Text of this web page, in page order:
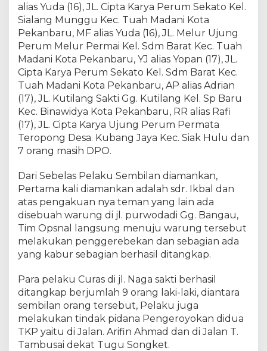
r
e
s
t
e
k
a
n
b
a
r
alias Yuda (16), JL. Cipta Karya Perum Sekato Kel.
Sialang Munggu Kec. Tuah Madani Kota
Pekanbaru, MF alias Yuda (16), JL. Melur Ujung
Perum Melur Permai Kel. Sdm Barat Kec. Tuah
Madani Kota Pekanbaru, YJ alias Yopan (17), JL.
Cipta Karya Perum Sekato Kel. Sdm Barat Kec.
Tuah Madani Kota Pekanbaru, AP alias Adrian
(17), JL. Kutilang Sakti Gg. Kutilang Kel. Sp Baru
Kec. Binawidya Kota Pekanbaru, RR alias Rafi
(17), JL. Cipta Karya Ujung Perum Permata
Teropong Desa. Kubang Jaya Kec. Siak Hulu dan
7 orang masih DPO.
Dari Sebelas Pelaku Sembilan diamankan,
Pertama kali diamankan adalah sdr. Ikbal dan
atas pengakuan nya teman yang lain ada
disebuah warung di jl. purwodadi Gg. Bangau,
Tim Opsnal langsung menuju warung tersebut
melakukan penggerebekan dan sebagian ada
yang kabur sebagian berhasil ditangkap.
Para pelaku Curas di jl. Naga sakti berhasil
ditangkap berjumlah 9 orang laki-laki, diantara
sembilan orang tersebut, Pelaku juga
melakukan tindak pidana Pengeroyokan didua
TKP yaitu di Jalan. Arifin Ahmad dan di Jalan T.
Tambusai dekat Tugu Songket.